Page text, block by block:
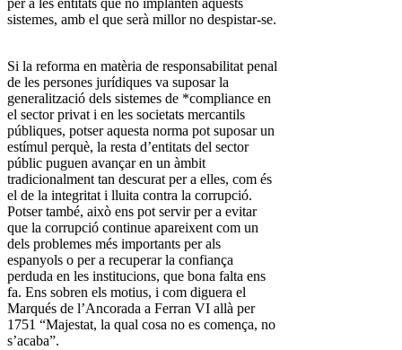
per a les entitats que no implanten aquests
sistemes, amb el que serà millor no despistar-se.
Si la reforma en matèria de responsabilitat penal
de les persones jurídiques va suposar la
generalització dels sistemes de *compliance en
el sector privat i en les societats mercantils
públiques, potser aquesta norma pot suposar un
estímul perquè, la resta d’entitats del sector
públic puguen avançar en un àmbit
tradicionalment tan descurat per a elles, com és
el de la integritat i lluita contra la corrupció.
Potser també, això ens pot servir per a evitar
que la corrupció continue apareixent com un
dels problemes més importants per als
espanyols o per a recuperar la confiança
perduda en les institucions, que bona falta ens
fa. Ens sobren els motius, i com diguera el
Marqués de l’Ancorada a Ferran VI allà per
1751 “Majestat, la qual cosa no es comença, no
s’acaba”.